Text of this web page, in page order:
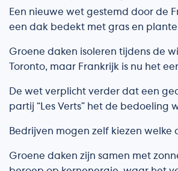
Een nieuwe wet gestemd door de
een dak bedekt met gras en
Groene daken isoleren tijdens de
Toronto, maar Frankrijk is nu het
De wet verplicht verder dat een
partij “Les Verts” het de
Bedrijven mogen zelf kiezen welke
Groene daken zijn samen met